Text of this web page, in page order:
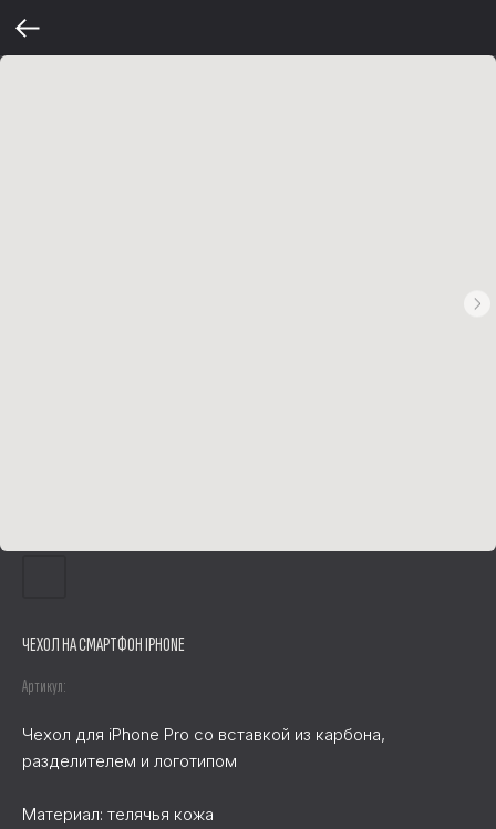
ЧЕХОЛ НА СМАРТФОН IPHONE
Артикул:
Чехол для iPhone Pro со вставкой из карбона,
разделителем и логотипом
Материал: телячья кожа